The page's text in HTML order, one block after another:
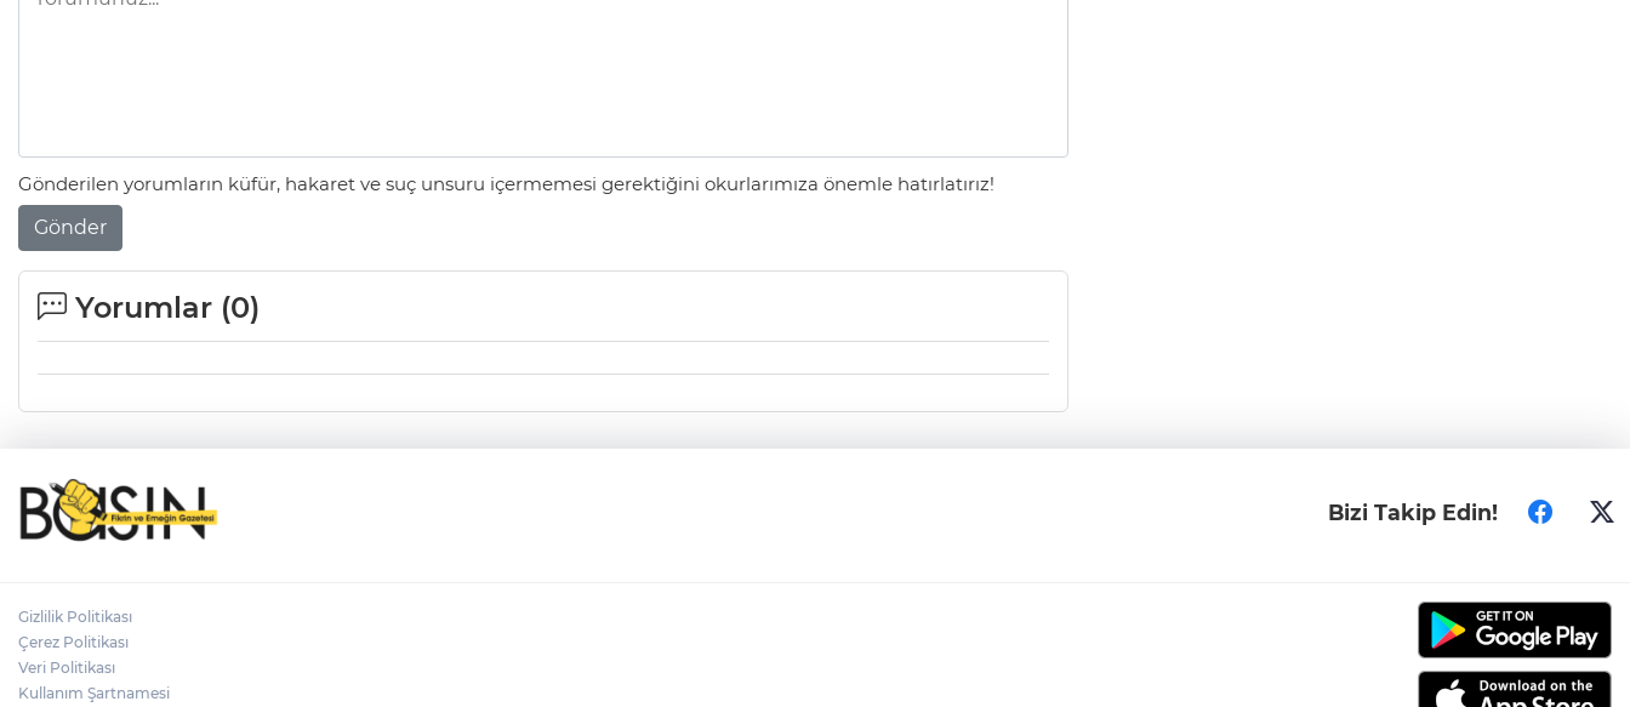
Gönderilen yorumların küfür, hakaret ve suç unsuru içermemesi gerektiğini okurlarımıza önemle hatırlatırız!
Gönder
Yorumlar (0)
Bizi Takip Edin!
Gizlilik Politikası
Çerez Politikası
Veri Politikası
Kullanım Şartnamesi